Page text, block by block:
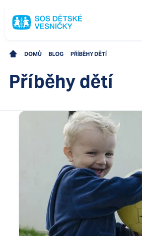
DOMŮ BLOG PŘÍBĚHY DĚTÍ
Příběhy dětí
Jak pomáháme